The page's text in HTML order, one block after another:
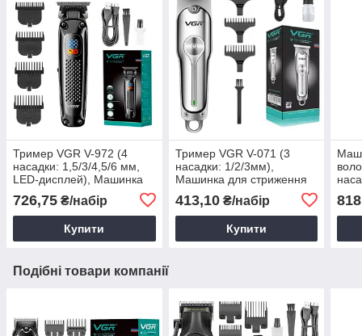
Тример VGR V-972 (4
насадки: 1,5/3/4,5/6 мм,
LED-дисплей), Машинка
контурингу
726,75 ₴/набір
Купити
Тример VGR V-071 (3
насадки: 1/2/3мм),
Машинка для стриження
волосся, Акумуляторний
тример
413,10₴/набір
Купити
Подібні товари компанії